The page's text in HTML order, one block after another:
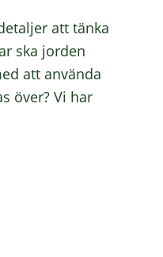
att tänka
ska jorden
att använda
över? Vi har